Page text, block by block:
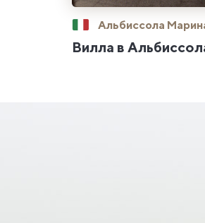
Альбиссола
Вилла в